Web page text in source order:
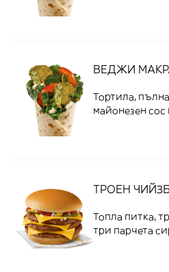
лучен салца
ВЕДЖИ
Тортила,
майонезен сос
ТРОЕН
Топла питка,
три парчета